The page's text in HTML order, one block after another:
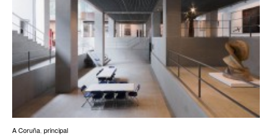
A Coruña, principal